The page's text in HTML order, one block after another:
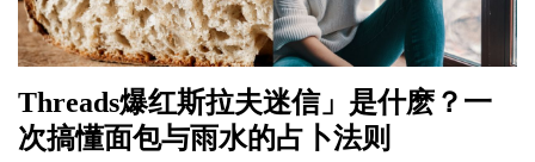
Threads爆红斯拉夫迷信」是什麽？一
次搞懂面包与雨水的占卜法则